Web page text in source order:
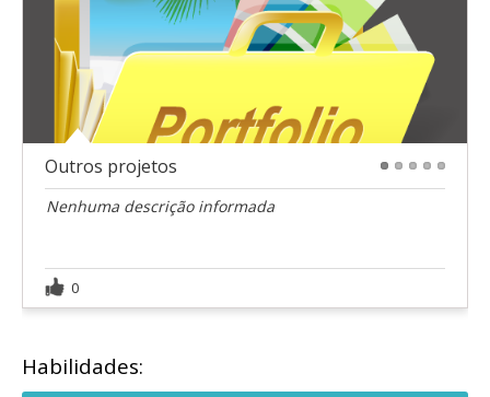
Outros projetos
Nenhuma descrição informada
0
Habilidades: